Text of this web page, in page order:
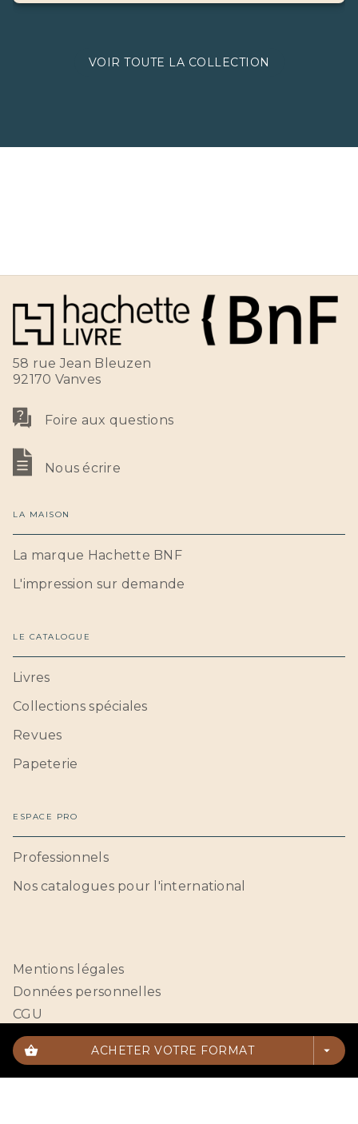
shopping_basket ACHETER VOTRE FORMAT arrow_drop_down
VOIR TOUTE LA COLLECTION
58 rue Jean Bleuzen
92170 Vanves
Foire aux questions
Nous écrire
LA MAISON
La marque Hachette BNF
L'impression sur demande
LE CATALOGUE
Livres
Collections spéciales
Revues
Papeterie
ESPACE PRO
Professionnels
Nos catalogues pour l'international
Mentions légales
Données personnelles
CGU
Paramétrer vos cookies